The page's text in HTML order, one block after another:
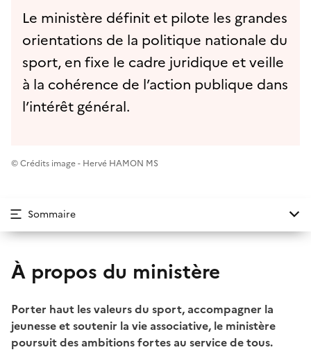
Le ministère définit et pilote les grandes
orientations de la politique nationale du
sport, en fixe le cadre juridique et veille
à la cohérence de l’action publique dans
l’intérêt général.
© Crédits image - Hervé HAMON MS
Sommaire
À propos du ministère
Porter haut les valeurs du sport, accompagner la
jeunesse et soutenir la vie associative, le ministère
poursuit des ambitions fortes au service de tous.